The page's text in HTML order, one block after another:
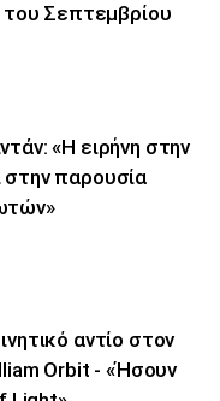
του Σεπτεμβρίου
«Η ειρήνη στην
παρουσία
αντίο στον
Orbit - «Ήσουν